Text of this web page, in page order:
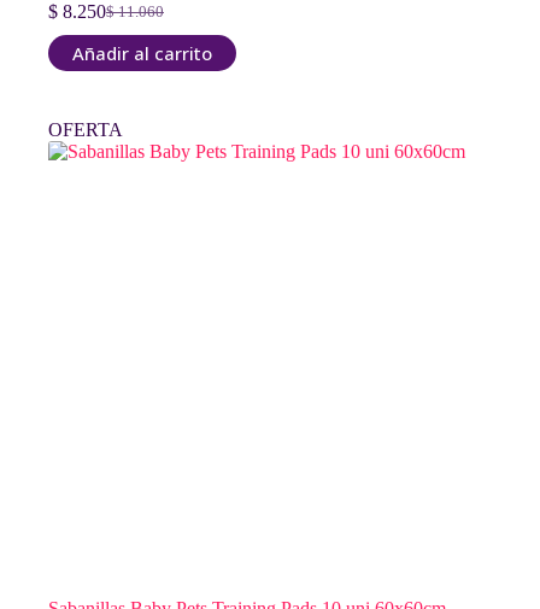
$11.060
El
precio
original
$ 8.250El
precio
actual
Añadir al carrito
OFERTA